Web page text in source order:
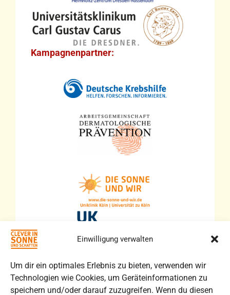
Einwilligung verwalten
Um dir ein optimales Erlebnis zu bieten, verwenden wir
Technologien wie Cookies, um Geräteinformationen zu
speichern und/oder darauf zuzugreifen. Wenn du diesen
Kampagnenpartner: